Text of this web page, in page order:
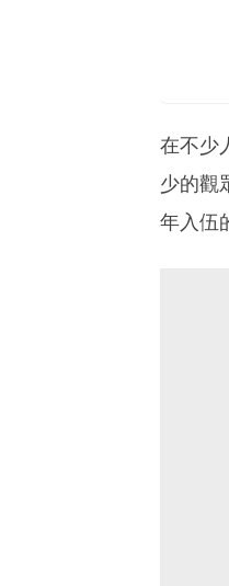
在不少
少的觀
年入伍